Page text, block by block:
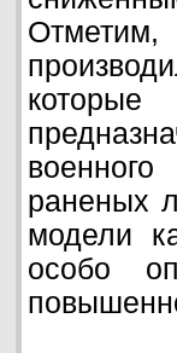
раненых
модели
особо